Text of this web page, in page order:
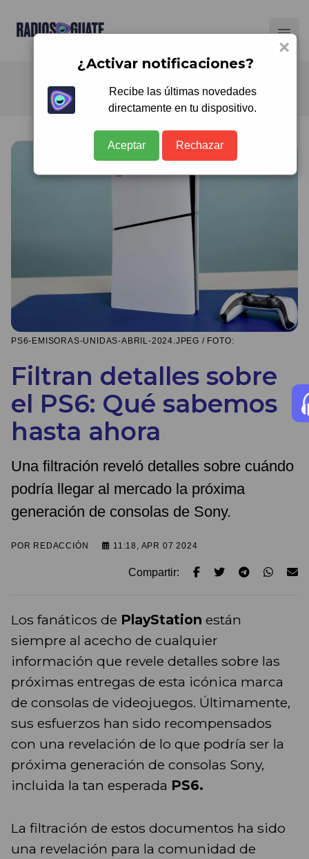
Radios Guate
PS6-EMISORAS-UNIDAS-ABRIL-2024.JPEG / FOTO:
Filtran detalles sobre
el PS6: Qué sabemos
hasta ahora
Una filtración reveló detalles sobre cuándo
podría llegar al mercado la próxima
generación de consolas de Sony.
POR REDACCIÓN 11:18, APR 07 2024
Compartir:
Los fanáticos de PlayStation están
siempre al acecho de cualquier
información que revele detalles sobre las
próximas entregas de esta icónica marca
de consolas de videojuegos. Últimamente,
sus esfuerzos han sido recompensados
con una revelación de lo que podría ser la
próxima generación de consolas Sony,
incluida la tan esperada PS6.
La filtración de estos documentos ha sido
una revelación para la comunidad de
×
¿Activar notificaciones?
Recibe las últimas novedades
directamente en tu dispositivo.
Aceptar Rechazar